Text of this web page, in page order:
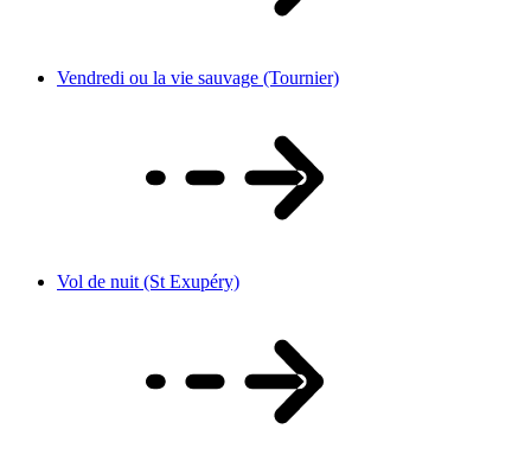
Vendredi ou la vie sauvage (Tournier)
Vol de nuit (St Exupéry)